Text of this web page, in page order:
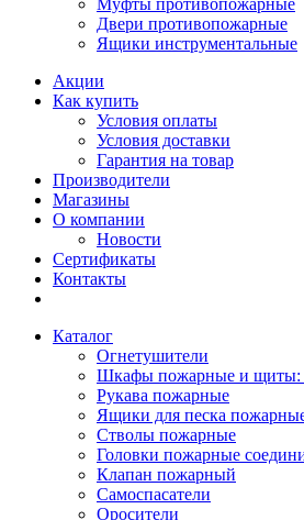
Муфты противопожарные
Двери противопожарные
Ящики инструментальные
Акции
Как купить
Условия оплаты
Условия доставки
Гарантия на товар
Производители
Магазины
О компании
Новости
Сертификаты
Контакты
Каталог
Огнетушители
Шкафы пожарные и
Рукава пожарные
Ящики для песка
Стволы пожарные
Головки пожарные
Клапан пожарный
Самоспасатели
Оросители